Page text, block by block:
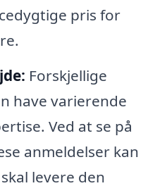
pris for
Forskjellige
have varierende
Ved at se på
anmeldelser kan
levere den